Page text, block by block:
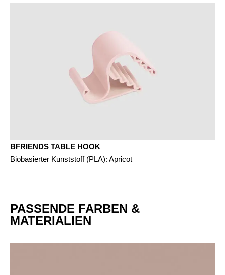
BFRIENDS TABLE HOOK
Biobasierter Kunststoff (PLA): Apricot
PASSENDE FARBEN &
MATERIALIEN